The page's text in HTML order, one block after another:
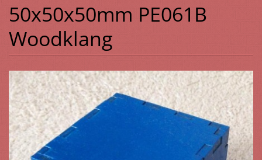
50x50x50mm PE061B
Woodklang